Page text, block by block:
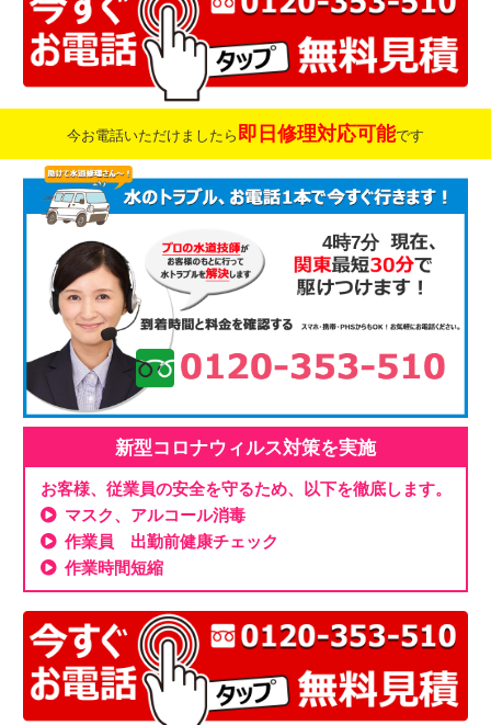
今お電話いただけましたら 即日修理対応可能です
4時7分
新型コロナウィルス対策を実施
お客様、従業員の安全を守るため、以下を徹底します。
マスク、アルコール消毒
作業員 出勤前健康チェック
作業時間短縮